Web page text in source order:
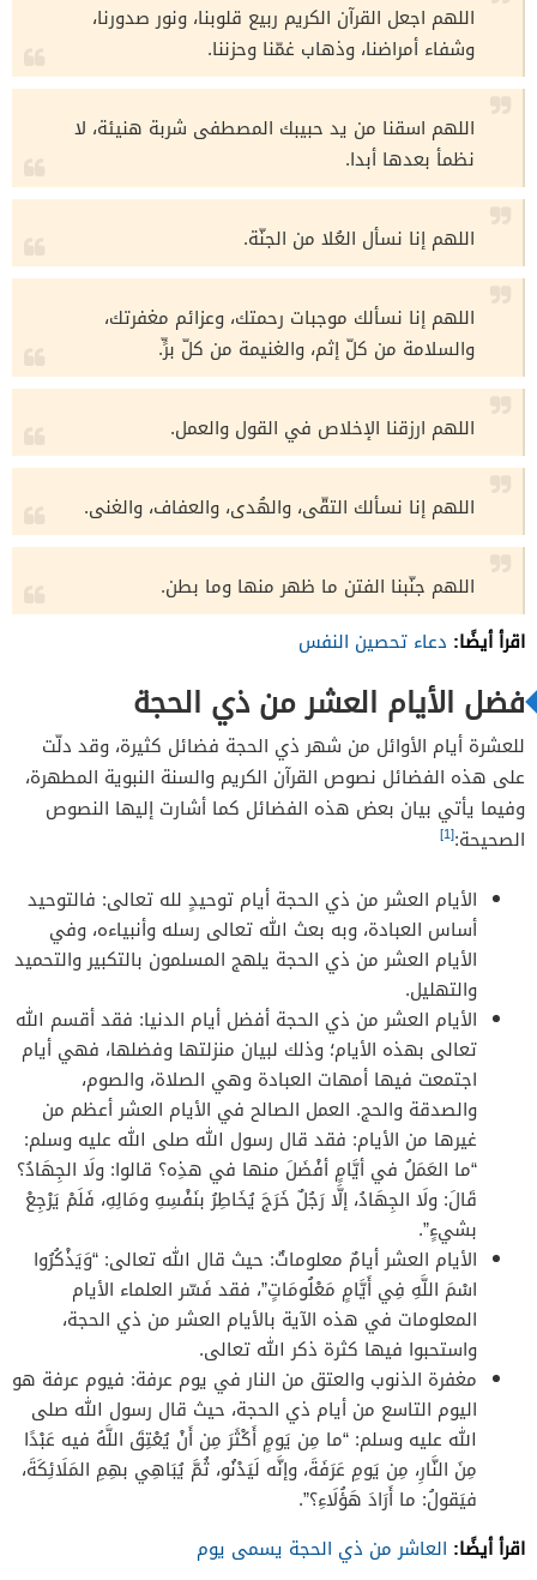
اللهم اجعل القرآن الكريم ربيع قلوبنا، ونور صدورنا،
وشفاء أمراضنا، وذهاب غمّنا وحزننا.
اللهم اسقنا من يد حبيبك المصطفى شربة هنيئة، لا
نظمأ بعدها أبدا.
اللهم إنا نسأل العُلا من الجنّة.
اللهم إنا نسألك موجبات رحمتك، وعزائم مغفرتك،
والسلامة من كلّ إثم، والغنيمة من كلّ برٍّ.
اللهم ارزقنا الإخلاص في القول والعمل.
اللهم إنا نسألك التقّى، والهُدى، والعفاف، والغنى.
اللهم جنّبنا الفتن ما ظهر منها وما بطن.
اقرأ أيضًا: دعاء تحصين النفس
فضل الأيام العشر من ذي الحجة
للعشرة أيام الأوائل من شهر ذي الحجة فضائل كثيرة، وقد دلّت
على هذه الفضائل نصوص القرآن الكريم والسنة النبوية المطهرة،
وفيما يأتي بيان بعض هذه الفضائل كما أشارت إليها النصوص
الصحيحة:[1]
الأيام العشر من ذي الحجة أيام توحيدٍ لله تعالى: فالتوحيد
أساس العبادة، وبه بعث الله تعالى رسله وأنبياءه، وفي
الأيام العشر من ذي الحجة يلهج المسلمون بالتكبير والتحميد
والتهليل.
الأيام العشر من ذي الحجة أفضل أيام الدنيا: فقد أقسم الله
تعالى بهذه الأيام؛ وذلك لبيان منزلتها وفضلها، فهي أيام
اجتمعت فيها أمهات العبادة وهي الصلاة، والصوم،
والصدقة والحج. العمل الصالح في الأيام العشر أعظم من
غيرها من الأيام: فقد قال رسول الله صلى الله عليه وسلم:
“ما العَمَلُ في أيَّامٍ أفْضَلَ منها في هذِه؟ قالوا: ولَا الجِهَادُ؟
قَالَ: ولَا الجِهَادُ، إلَّا رَجُلٌ خَرَجَ يُخَاطِرُ بنَفْسِهِ ومَالِهِ، فَلَمْ يَرْجِعْ
بشيءٍ”.
الأيام العشر أيامٌ معلوماتٌ: حيث قال الله تعالى: “وَيَذْكُرُوا
اسْمَ اللَّهِ فِي أَيَّامٍ مَعْلُومَاتٍ”، فقد فَسّر العلماء الأيام
المعلومات في هذه الآية بالأيام العشر من ذي الحجة،
واستحبوا فيها كثرة ذكر الله تعالى.
مغفرة الذنوب والعتق من النار في يوم عرفة: فيوم عرفة هو
اليوم التاسع من أيام ذي الحجة، حيث قال رسول الله صلى
الله عليه وسلم: “ما مِن يَومٍ أَكْثَرَ مِن أَنْ يُعْتِقَ اللَّهُ فيه عَبْدًا
مِنَ النَّارِ، مِن يَومِ عَرَفَةَ، وإنَّه لَيَدْنُو، ثُمَّ يُبَاهِي بهِمِ المَلَائِكَةَ،
فيَقولُ: ما أَرَادَ هَؤُلَاءِ؟”.
اقرأ أيضًا: العاشر من ذي الحجة يسمى يوم